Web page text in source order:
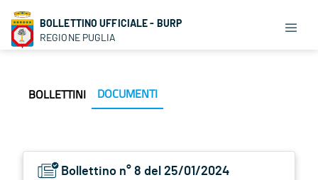
BOLLETTINO UFFICIALE - BURP
REGIONE PUGLIA
BOLLETTINI DOCUMENTI
Bollettino n° 8 del 25/01/2024